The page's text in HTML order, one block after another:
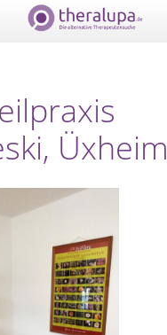
Üxheim